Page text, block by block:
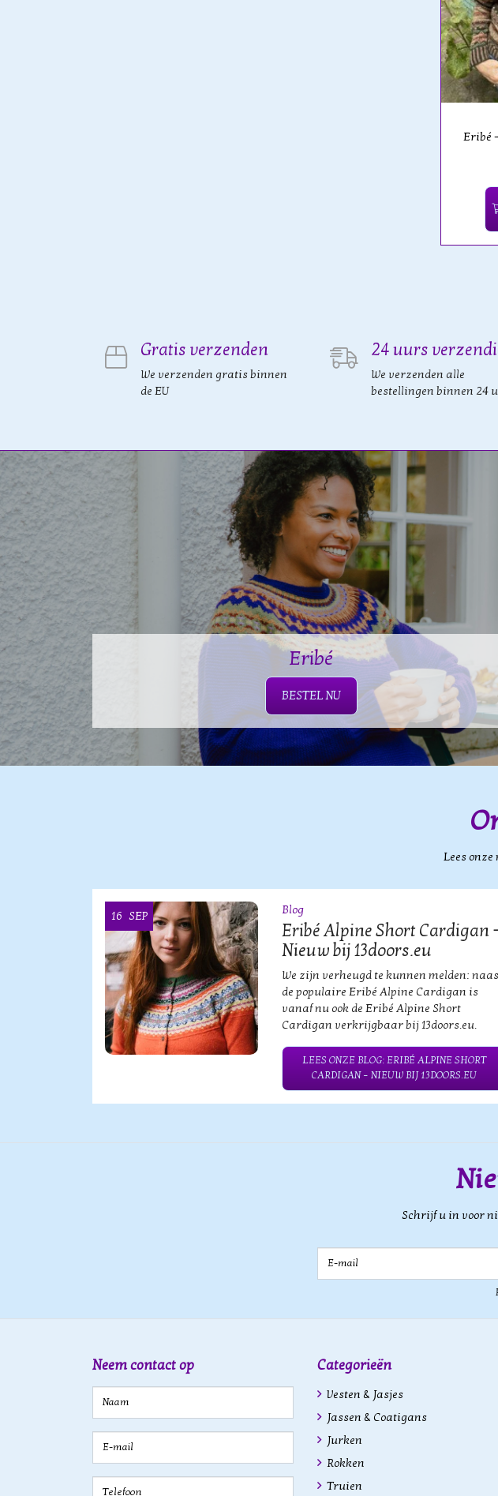
Eribé
Gratis verzenden
We verzenden gratis binnen
de EU
24 uurs
We verzenden alle
bestellingen binnen 24
Eribé
BESTEL NU
Lees
16 SEP Blog
Eribé Alpine Short Cardigan
Nieuw bij 13doors.eu
We zijn verheugd te kunnen melden:
de populaire Eribé Alpine Cardigan is
vanaf nu ook de Eribé Alpine Short
Cardigan verkrijgbaar bij 13doors.eu.
LEES ONZE BLOG: ERIBÉ ALPINE SHORT
CARDIGAN – NIEUW BIJ 13DOORS.EU
Schrijf u in voor
E-mail
Neem contact op Categorieën
Vesten & Jasjes
Jassen & Coatigans
Jurken
Rokken
Truien